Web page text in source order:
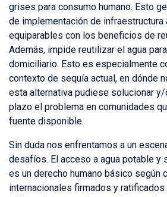
grises para consumo humano. Esto
de implementación de infraestructura
equiparables con los beneficios de
Además, impide reutilizar el agua
domiciliario. Esto es especialmente
contexto de sequía actual, en dónde
esta alternativa pudiese solucionar y/
plazo el problema en comunidades
fuente disponible.
Sin duda nos enfrentamos a un
desafíos. El acceso a agua potable y
es un derecho humano básico según
internacionales firmados y